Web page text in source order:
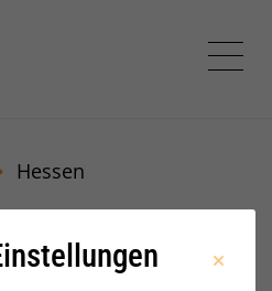
QRC Personalberatung
Hessen